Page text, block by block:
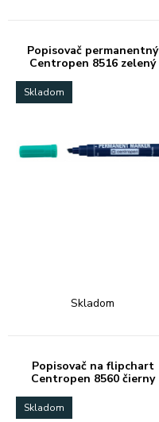
Popisovač permanentný
Centropen 8516 zelený
Skladom
Skladom
Popisovač na flipchart
Centropen 8560 čierny
Skladom